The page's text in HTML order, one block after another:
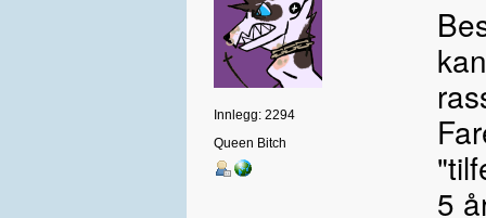
Innlegg: 2294
Queen Bitch
5